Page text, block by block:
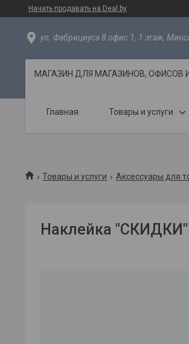
Начать продавать на Deal.by
ул. Фабрициуса 8 офис 1, 1 этаж,
МАГАЗИН ДЛЯ МАГАЗИНОВ, ОФИСОВ
Главная Товары и услуги
Товары и услуги Аксессуары для
Наклейка